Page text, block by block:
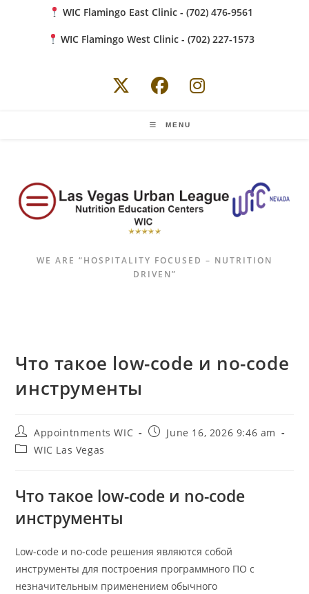
WIC Flamingo East Clinic - (702) 476-9561
WIC Flamingo West Clinic - (702) 227-1573
MENU
WE ARE “HOSPITALITY FOCUSED – NUTRITION
DRIVEN”
Что такое low-code и no-code
инструменты
Post
author:
Appointnments WIC
PostJune 16, 2026 9:46 am
PostWIC Las Vegas
Что такое low-code и no-code
инструменты
Low-code и no-code решения являются собой
инструменты для построения программного ПО с
незначительным применением обычного